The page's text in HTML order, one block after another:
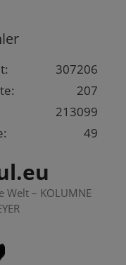
307206
207
213099
49
Welt – KOLUMNE